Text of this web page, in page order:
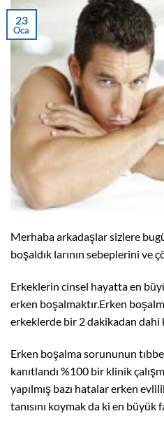
23
Oca
Merhaba arkadaşlar sizlere
boşaldık larının sebeplerini ve
Erkeklerin cinsel hayatta en
erken boşalmaktır.Erken
erkeklerde bir 2 dakikadan dahi
Erken boşalma sorununun
kanıtlandı %100 bir klinik
yapılmış bazı hatalar erken
tanısını koymak da ki en büyük